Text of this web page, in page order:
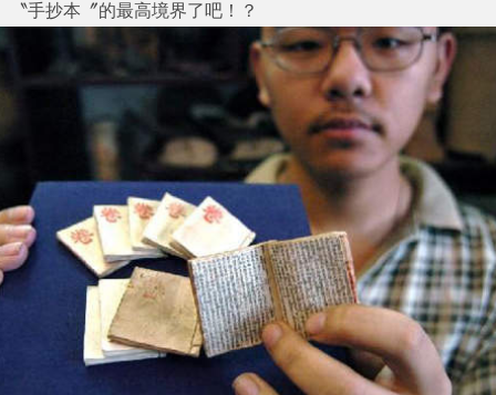
〝手抄本〞的最高境界了吧！？